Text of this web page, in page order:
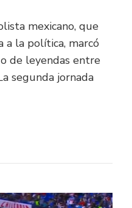
mexicano, que
a la política, marcó
de leyendas entre
segunda jornada